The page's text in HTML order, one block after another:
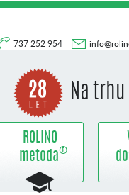
737 252 954
Na trhu
ROLINO
metoda®